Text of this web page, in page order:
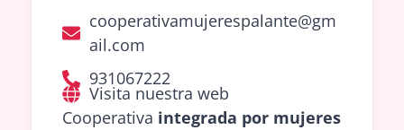
cooperativamujerespalante@gm
ail.com
931067222
Visita nuestra web
Cooperativa integrada por mujeres